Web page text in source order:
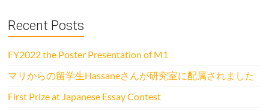
Recent Posts
FY2022 the Poster Presentation of M1
マリからの留学生Hassaneさんが研究室に配属されました
First Prize at Japanese Essay Contest